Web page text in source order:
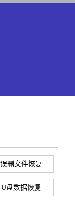
误删文件恢复
U盘数据恢复